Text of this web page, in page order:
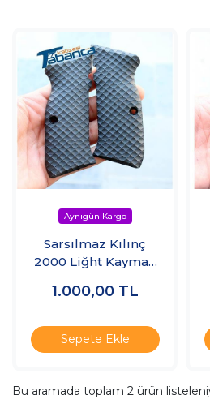
Sarsılmaz Kılınç
2000 Liğht Kaymaz
Kabze
1.000,00 TL
Sepete Ekle
Bu aramada toplam 2 ürün